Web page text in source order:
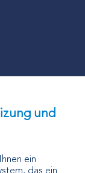
und
ein
das ein